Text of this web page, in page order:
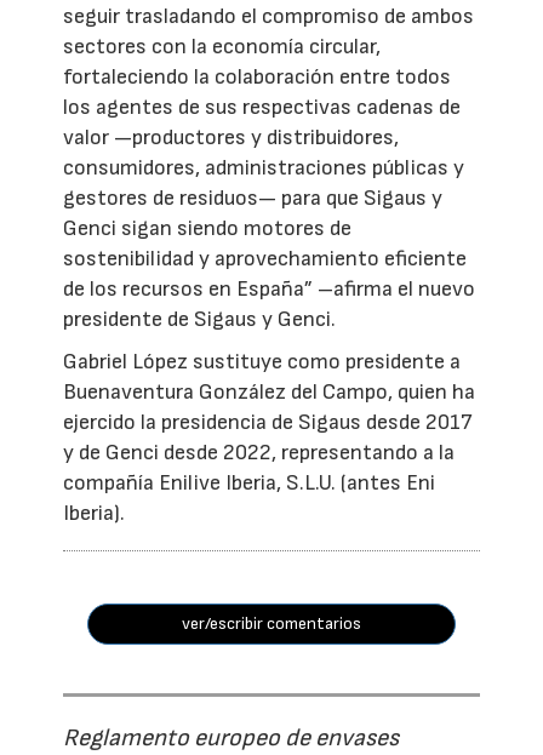
seguir trasladando el compromiso de ambos
sectores con la economía circular,
fortaleciendo la colaboración entre todos
los agentes de sus respectivas cadenas de
valor —productores y distribuidores,
consumidores, administraciones públicas y
gestores de residuos— para que Sigaus y
Genci sigan siendo motores de
sostenibilidad y aprovechamiento eficiente
de los recursos en España” –afirma el nuevo
presidente de Sigaus y Genci.
Gabriel López sustituye como presidente a
Buenaventura González del Campo, quien ha
ejercido la presidencia de Sigaus desde 2017
y de Genci desde 2022, representando a la
compañía Enilive Iberia, S.L.U. (antes Eni
Iberia).
ver/escribir comentarios
Reglamento europeo de envases